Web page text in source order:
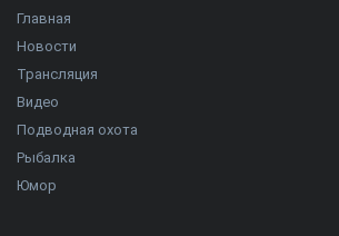
Главная
Новости
Трансляция
Видео
Подводная охота
Рыбалка
Юмор